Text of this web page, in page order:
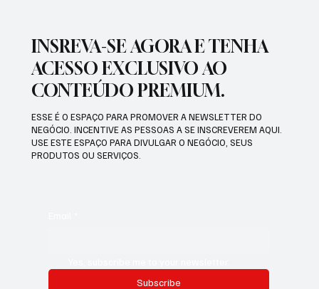
INSREVA-SE AGORA E TENHA
ACESSO EXCLUSIVO AO
CONTEÚDO PREMIUM.
ESSE É O ESPAÇO PARA PROMOVER A NEWSLETTER DO
NEGÓCIO. INCENTIVE AS PESSOAS A SE INSCREVEREM AQUI.
USE ESTE ESPAÇO PARA DIVULGAR O NEGÓCIO, SEUS
PRODUTOS OU SERVIÇOS.
Subscribe